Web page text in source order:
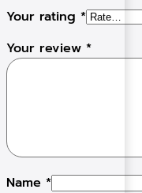
Your rating *
Your review *
Name *